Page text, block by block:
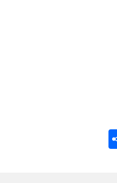
12/12/2019